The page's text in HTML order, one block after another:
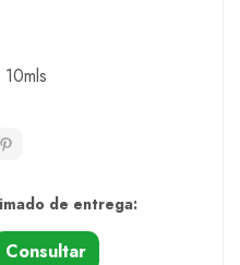
de entrega:
Consultar